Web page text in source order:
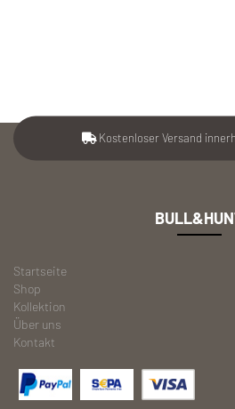
Kostenloser Versand
Startseite
Shop
Kollektion
Über uns
Kontakt